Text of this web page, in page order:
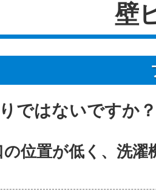
壁
ではないですか？
位置が低く、洗濯